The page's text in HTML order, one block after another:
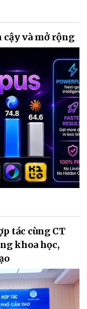
cậy và mở rộng
tác cùng CT
khoa học,